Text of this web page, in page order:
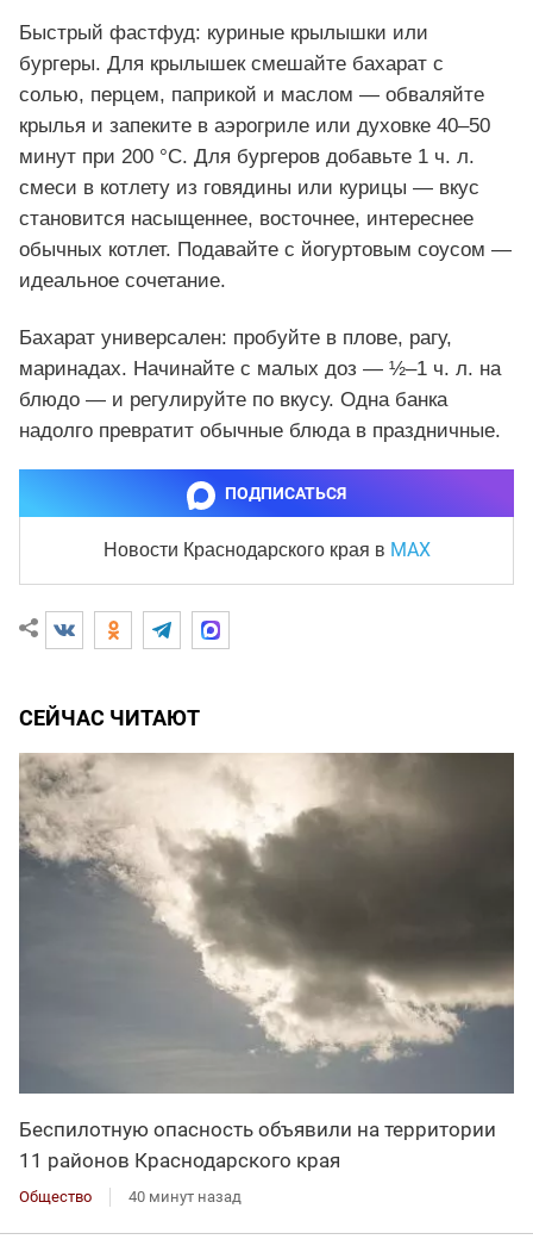
Быстрый фастфуд: куриные крылышки или
бургеры. Для крылышек смешайте бахарат с
солью, перцем, паприкой и маслом — обваляйте
крылья и запеките в аэрогриле или духовке 40–50
минут при 200 °C. Для бургеров добавьте 1 ч. л.
смеси в котлету из говядины или курицы — вкус
становится насыщеннее, восточнее, интереснее
обычных котлет. Подавайте с йогуртовым соусом —
идеальное сочетание.
Бахарат универсален: пробуйте в плове, рагу,
маринадах. Начинайте с малых доз — ½–1 ч. л. на
блюдо — и регулируйте по вкусу. Одна банка
надолго превратит обычные блюда в праздничные.
ПОДПИСАТЬСЯ
Новости Краснодарского края в MAX
СЕЙЧАС ЧИТАЮТ
Беспилотную опасность объявили на территории
11 районов Краснодарского края
Общество 40 минут назад